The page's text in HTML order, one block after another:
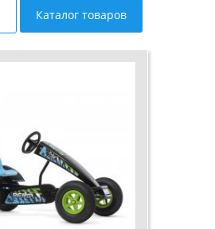
Каталог товаров